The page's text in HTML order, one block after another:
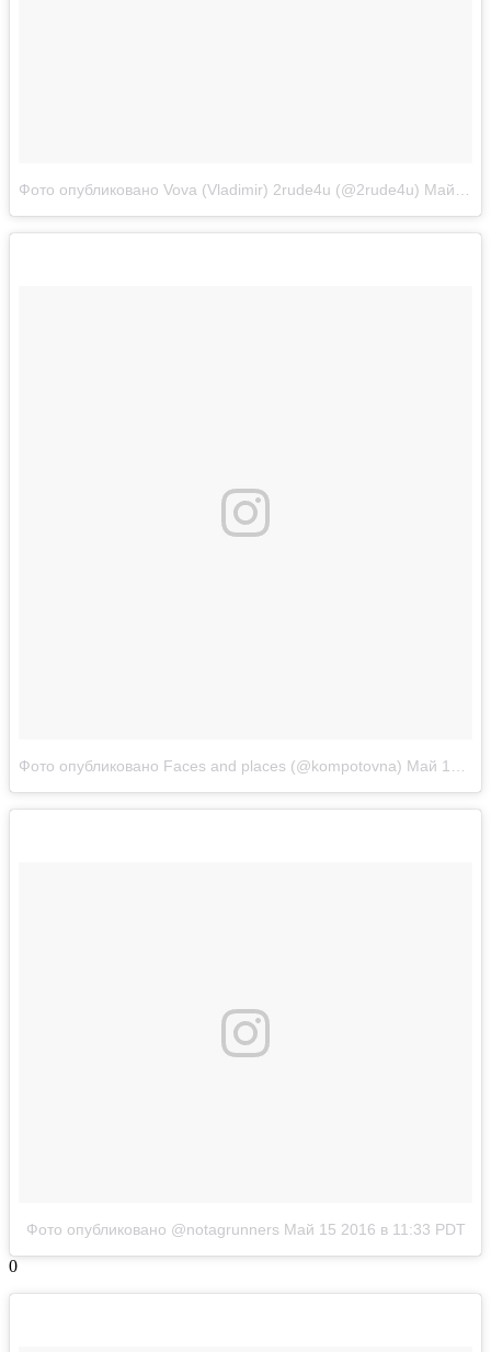
Фото опубликовано Vova (Vladimir) 2rude4u (@2rude4u) Май 15 2016 в 3:51 PDT
Фото опубликовано Faces and places (@kompotovna) Май 15 2016 в 10:07 PDT
Фото опубликовано @notagrunners Май 15 2016 в 11:33 PDT
0